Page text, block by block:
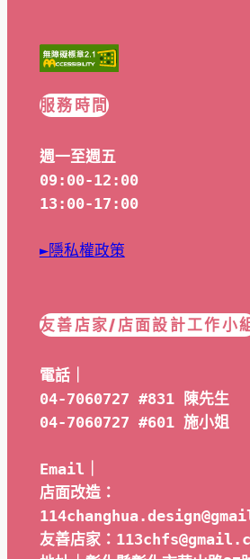
服務時間
週一至週五
09:00-12:00
13:00-17:00
►隱私權政策
友善店家/店面設計工作小
電話｜
04-7060727 #831 陳先生
04-7060727 #601 施小姐
Email｜
店面改造：
友善店家：